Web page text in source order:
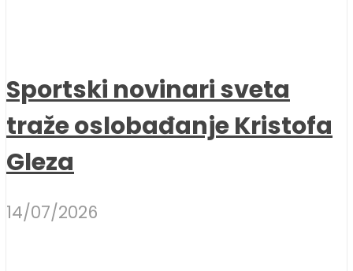
Sportski novinari sveta
traže oslobađanje Kristofa
Gleza
14/07/2026